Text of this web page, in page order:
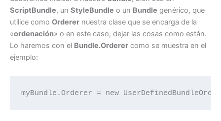
ScriptBundle, un StyleBundle o un Bundle genérico, que
utilice como Orderer nuestra clase que se encarga de la
«ordenación» o en este caso, dejar las cosas como están.
Lo haremos con el Bundle.Orderer como se muestra en el
ejemplo:
myBundle.Orderer = new